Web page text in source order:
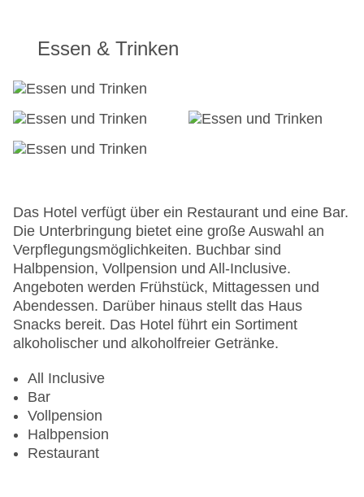
Minimarkt
Anzahl der Aufzüge: 1
Gesamtanzahl der Zimmer: 83
Pools:Kinderbecken, Outdoor Pool,
Zahlungsarten: American Express, EC Maestro,
Essen & Trinken
Das Hotel verfügt über ein Restaurant und eine Bar.
Die Unterbringung bietet eine große Auswahl an
Verpflegungsmöglichkeiten. Buchbar sind
Halbpension, Vollpension und All-Inclusive.
Angeboten werden Frühstück, Mittagessen und
Abendessen. Darüber hinaus stellt das Haus
Snacks bereit. Das Hotel führt ein Sortiment
alkoholischer und alkoholfreier Getränke.
All Inclusive
Bar
Vollpension
Halbpension
Restaurant